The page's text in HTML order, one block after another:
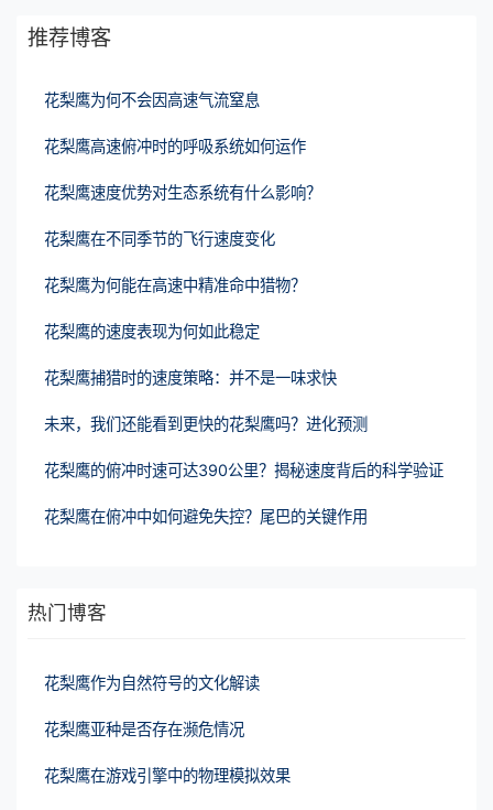
推荐博客
花梨鹰为何不会因高速气流窒息
花梨鹰高速俯冲时的呼吸系统如何运作
花梨鹰速度优势对生态系统有什么影响？
花梨鹰在不同季节的飞行速度变化
花梨鹰为何能在高速中精准命中猎物？
花梨鹰的速度表现为何如此稳定
花梨鹰捕猎时的速度策略：并不是一味求快
未来，我们还能看到更快的花梨鹰吗？进化预测
花梨鹰的俯冲时速可达390公里？揭秘速度背后的科学验证
花梨鹰在俯冲中如何避免失控？尾巴的关键作用
热门博客
花梨鹰作为自然符号的文化解读
花梨鹰亚种是否存在濒危情况
花梨鹰在游戏引擎中的物理模拟效果